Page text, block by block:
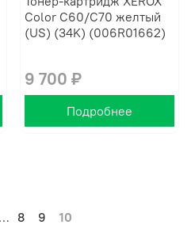
Color С60/C70 желтый
(US) (34K) (006R01662)
9 700 ₽
Подробнее
… 8 9 10